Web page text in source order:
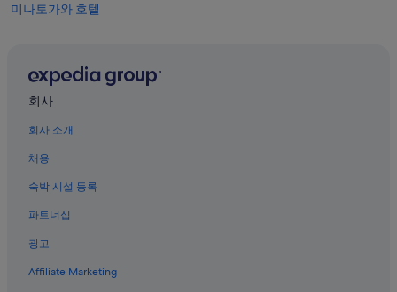
미나토가와 호텔
미나토가와 스테이트사이드 타운 호텔
가카즈의 4성급 호텔
마키미나토 호텔
기타나초의 4성급 호텔
오키나와의 3성급 호텔
기노완시의 캐러밴 파크
회사
회사 소개
채용
숙박 시설 등록
파트너십
광고
Affiliate Marketing